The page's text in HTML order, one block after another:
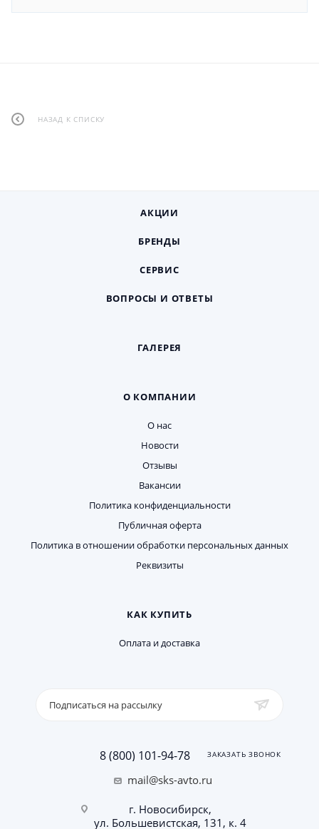
НАЗАД К СПИСКУ
АКЦИИ
БРЕНДЫ
СЕРВИС
ВОПРОСЫ И ОТВЕТЫ
ГАЛЕРЕЯ
О КОМПАНИИ
О нас
Новости
Отзывы
Вакансии
Политика конфиденциальности
Публичная оферта
Политика в отношении обработки персональных данных
Реквизиты
КАК КУПИТЬ
Оплата и доставка
Подписаться на рассылку
8 (800) 101-94-78 ЗАКАЗАТЬ ЗВОНОК
mail@sks-avto.ru
г. Новосибирск,
ул. Большевистская, 131, к. 4